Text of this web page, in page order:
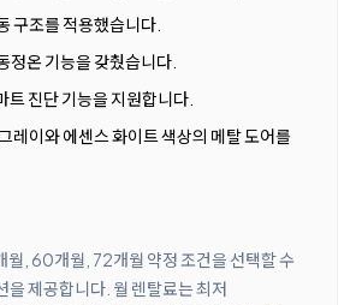
구조를 적용했습니다.
정온 기능을 갖췄습니다.
진단 기능을 지원합니다.
레이와 에센스 화이트 색상의 메탈 도어를
, 60개월, 72개월 약정 조건을 선택할 수
을 제공합니다. 월 렌탈료는 최저